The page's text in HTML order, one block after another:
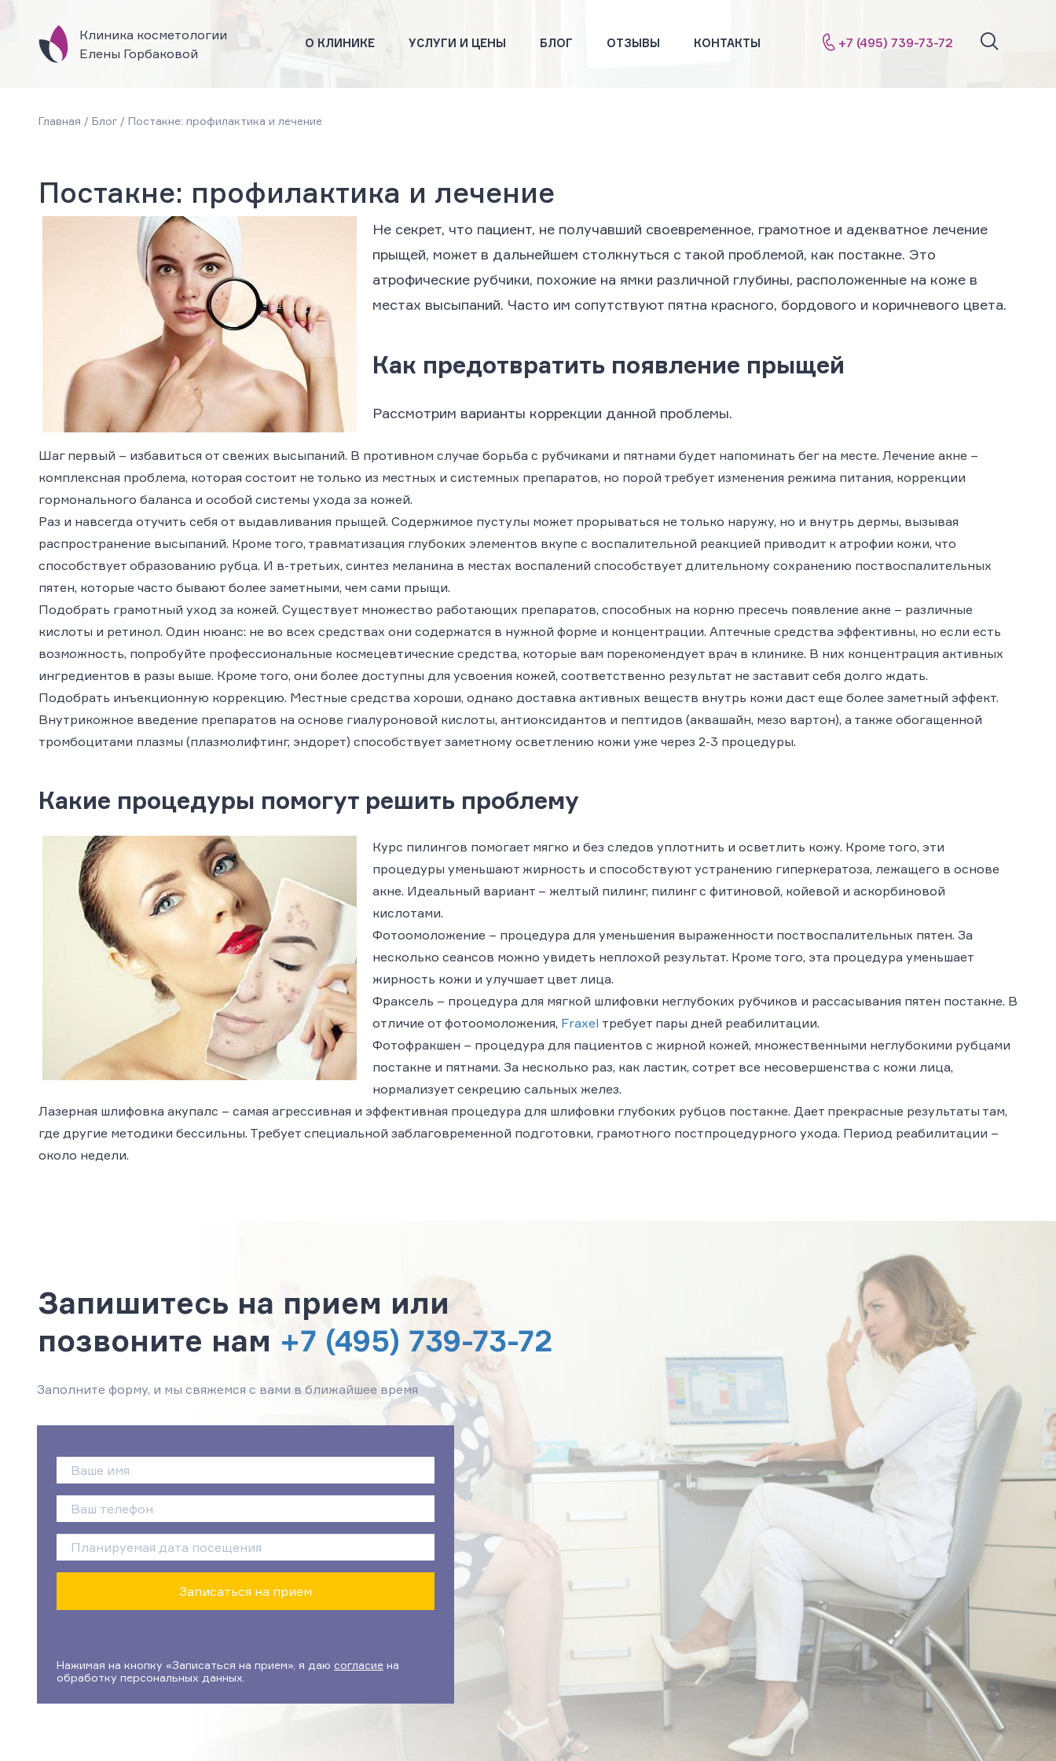
Клиника косметологии
Елены Горбаковой
О КЛИНИКЕ УСЛУГИ И ЦЕНЫ БЛОГ ОТЗЫВЫ КОНТАКТЫ +7 (495) 739-73-72
Главная / Блог / Постакне: профилактика и лечение
Постакне: профилактика и лечение
Не секрет, что пациент, не получавший своевременное, грамотное и адекватное лечение
прыщей, может в дальнейшем столкнуться с такой проблемой, как постакне. Это
атрофические рубчики, похожие на ямки различной глубины, расположенные на коже в
местах высыпаний. Часто им сопутствуют пятна красного, бордового и коричневого цвета.
Как предотвратить появление прыщей
Рассмотрим варианты коррекции данной проблемы.
Шаг первый – избавиться от свежих высыпаний. В противном случае борьба с рубчиками и пятнами будет напоминать бег на месте. Лечение акне –
комплексная проблема, которая состоит не только из местных и системных препаратов, но порой требует изменения режима питания, коррекции
гормонального баланса и особой системы ухода за кожей.
Раз и навсегда отучить себя от выдавливания прыщей. Содержимое пустулы может прорываться не только наружу, но и внутрь дермы, вызывая
распространение высыпаний. Кроме того, травматизация глубоких элементов вкупе с воспалительной реакцией приводит к атрофии кожи, что
способствует образованию рубца. И в-третьих, синтез меланина в местах воспалений способствует длительному сохранению поствоспалительных
пятен, которые часто бывают более заметными, чем сами прыщи.
Подобрать грамотный уход за кожей. Существует множество работающих препаратов, способных на корню пресечь появление акне – различные
кислоты и ретинол. Один нюанс: не во всех средствах они содержатся в нужной форме и концентрации. Аптечные средства эффективны, но если есть
возможность, попробуйте профессиональные космецевтические средства, которые вам порекомендует врач в клинике. В них концентрация активных
ингредиентов в разы выше. Кроме того, они более доступны для усвоения кожей, соответственно результат не заставит себя долго ждать.
Подобрать инъекционную коррекцию. Местные средства хороши, однако доставка активных веществ внутрь кожи даст еще более заметный эффект.
Внутрикожное введение препаратов на основе гиалуроновой кислоты, антиоксидантов и пептидов (аквашайн, мезо вартон), а также обогащенной
тромбоцитами плазмы (плазмолифтинг, эндорет) способствует заметному осветлению кожи уже через 2-3 процедуры.
Какие процедуры помогут решить проблему
Курс пилингов помогает мягко и без следов уплотнить и осветлить кожу. Кроме того, эти
процедуры уменьшают жирность и способствуют устранению гиперкератоза, лежащего в основе
акне. Идеальный вариант – желтый пилинг, пилинг с фитиновой, койевой и аскорбиновой
кислотами.
Фотоомоложение – процедура для уменьшения выраженности поствоспалительных пятен. За
несколько сеансов можно увидеть неплохой результат. Кроме того, эта процедура уменьшает
жирность кожи и улучшает цвет лица.
Фраксель – процедура для мягкой шлифовки неглубоких рубчиков и рассасывания пятен постакне. В
отличие от фотоомоложения, Fraxel требует пары дней реабилитации.
Фотофракшен – процедура для пациентов с жирной кожей, множественными неглубокими рубцами
постакне и пятнами. За несколько раз, как ластик, сотрет все несовершенства с кожи лица,
нормализует секрецию сальных желез.
Лазерная шлифовка акупалс – самая агрессивная и эффективная процедура для шлифовки глубоких рубцов постакне. Дает прекрасные результаты там,
где другие методики бессильны. Требует специальной заблаговременной подготовки, грамотного постпроцедурного ухода. Период реабилитации –
около недели.
Запишитесь на прием или
позвоните нам +7 (495) 739-73-72
Заполните форму, и мы свяжемся с вами в ближайшее время
Нажимая на кнопку «Записаться на прием», я даю согласие на
обработку персональных данных.